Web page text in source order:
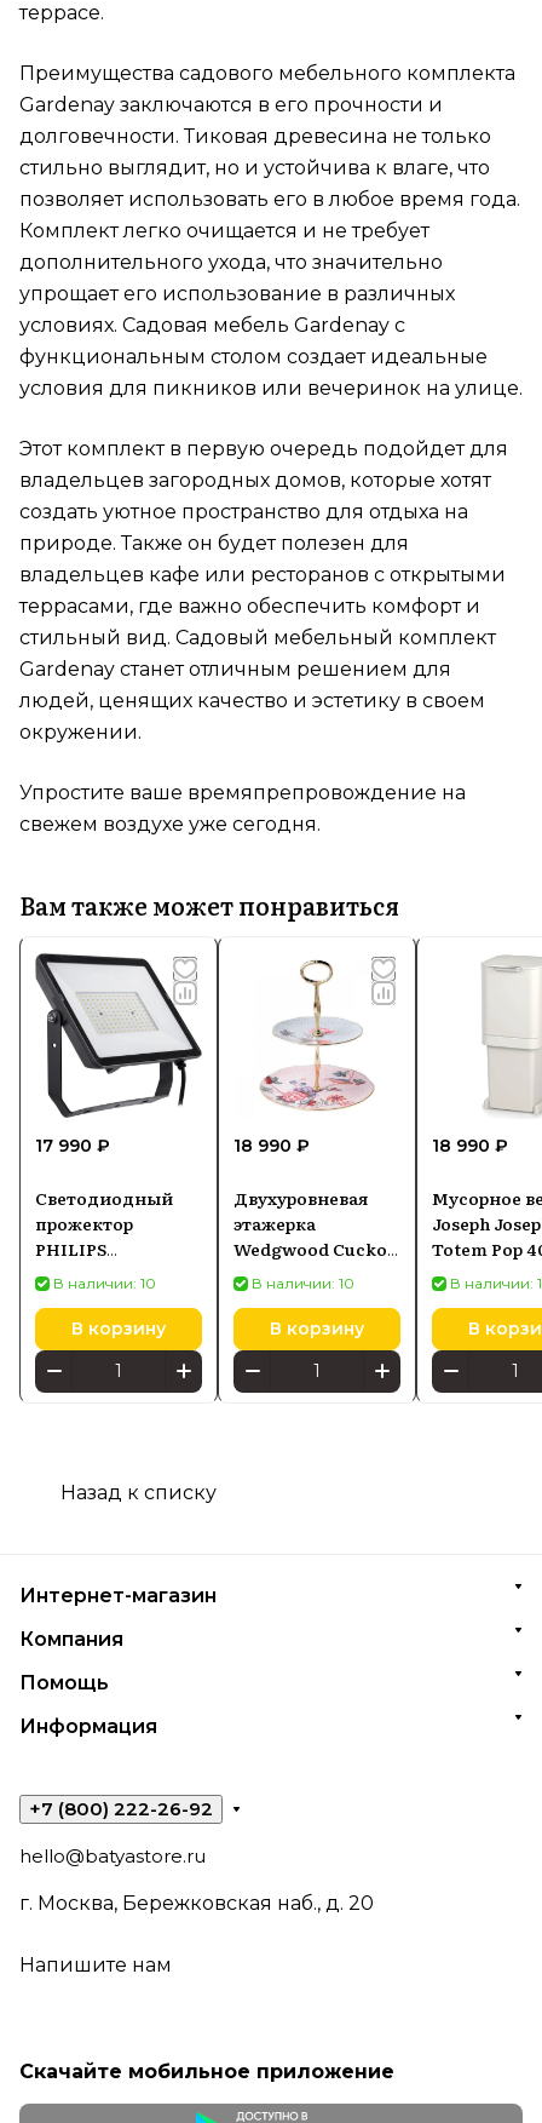
террасе.
Преимущества садового мебельного комплекта
Gardenay заключаются в его прочности и
долговечности. Тиковая древесина не только
стильно выглядит, но и устойчива к влаге, что
позволяет использовать его в любое время года.
Комплект легко очищается и не требует
дополнительного ухода, что значительно
упрощает его использование в различных
условиях. Садовая мебель Gardenay с
функциональным столом создает идеальные
условия для пикников или вечеринок на улице.
Этот комплект в первую очередь подойдет для
владельцев загородных домов, которые хотят
создать уютное пространство для отдыха на
природе. Также он будет полезен для
владельцев кафе или ресторанов с открытыми
террасами, где важно обеспечить комфорт и
стильный вид. Садовый мебельный комплект
Gardenay станет отличным решением для
людей, ценящих качество и эстетику в своем
окружении.
Упростите ваше времяпрепровождение на
свежем воздухе уже сегодня.
Вам также может понравиться
17 990 ₽
Светодиодный
прожектор
PHILIPS
ProjectLine
8719514954571
В наличии: 10
В корзину
18 990 ₽
Двухуровневая
этажерка
Wedgwood Cuckoo
(5C106805126)
В наличии: 10
В корзину
18 990 ₽
Мусорное
Joseph
Totem Pop
В наличии:
В
Назад к списку
Интернет-магазин
Компания
Помощь
Информация
+7 (800) 222-26-92
hello@batyastore.ru
г. Москва, Бережковская наб., д. 20
Напишите нам
Скачайте мобильное приложение